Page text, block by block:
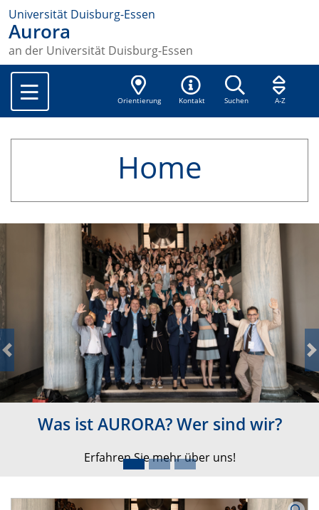
Universität Duisburg-Essen
Aurora
an der Universität Duisburg-Essen
Orientierung Kontakt Suchen A-Z
Home
Was ist AURORA? Wer sind wir?
Erfahren Sie mehr über uns!